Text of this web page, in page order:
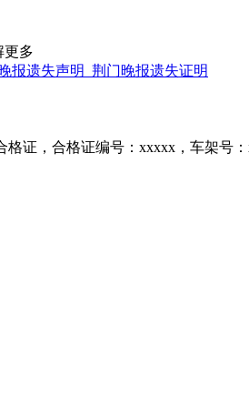
更多
报遗失声明_荆门晚报遗失证明
证，合格证编号：xxxxx，车架号